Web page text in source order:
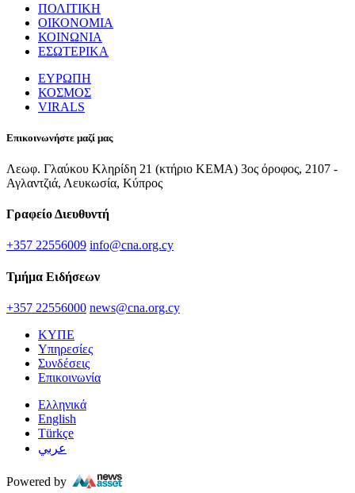
ΠΟΛΙΤΙΚΗ
ΟΙΚΟΝΟΜΙΑ
ΚΟΙΝΩΝΙΑ
ΕΣΩΤΕΡΙΚΑ
ΕΥΡΩΠΗ
ΚΟΣΜΟΣ
VIRALS
Επικοινωνήστε μαζί μας
Λεωφ. Γλαύκου Κληρίδη 21 (κτήριο ΚΕΜΑ) 3ος όροφος, 2107 -
Αγλαντζιά, Λευκωσία, Κύπρος
Γραφείο Διευθυντή
+357 22556009 info@cna.org.cy
Τμήμα Ειδήσεων
+357 22556000 news@cna.org.cy
ΚΥΠΕ
Υπηρεσίες
Συνδέσεις
Επικοινωνία
Ελληνικά
English
Türkçe
عربي
Powered by